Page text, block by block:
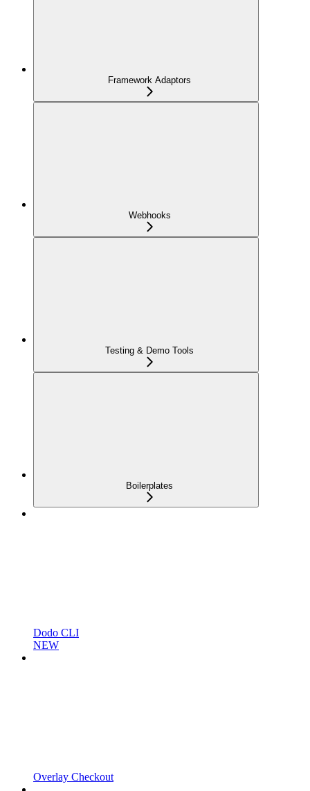
Framework Adaptors
Webhooks
Testing & Demo Tools
Boilerplates
Dodo CLI
NEW
Overlay Checkout